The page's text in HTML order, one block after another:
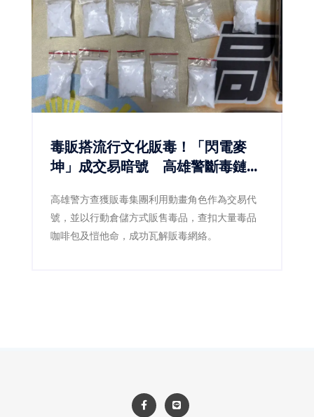
毒販搭流行文化販毒！「閃電麥
坤」成交易暗號 高雄警斷毒鏈逮
高雄警方查獲販毒集團利用動畫角色作為交易代
號，並以行動倉儲方式販售毒品，查扣大量毒品
咖啡包及愷他命，成功瓦解販毒網絡。